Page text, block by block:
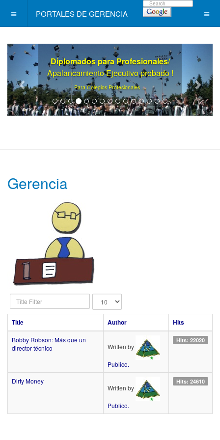
PORTALES DE GERENCIA
Diplomados para Profesionales/
Apalancamiento Ejecutivo probado !
Para Colegios Profesionales ...
Gerencia
Title
Filter
Display
Title
Author Hits
Bobby Robson: Más que un
director técnico
Written by
Publico.
Hits: 22020
Dirty Money
Written by
Publico.
Hits: 24610